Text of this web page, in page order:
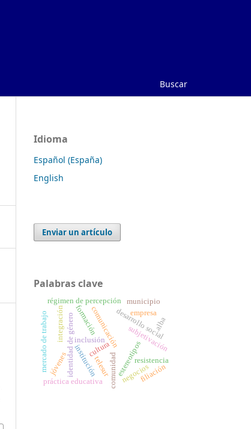
Buscar
Idioma
Español (España)
English
Enviar un artículo
Palabras clave
identidad de género comunicación
estereotipos
cultura
inclusión
jóvenes
desarrollo social
comunidad
práctica educativa
resistencia
institución
régimen de percepción
subjetivación
negocios
formación empresa
alba
telesur
integración
mercado de trabajo
filiación
municipio